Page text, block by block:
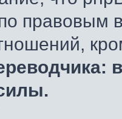
правовым